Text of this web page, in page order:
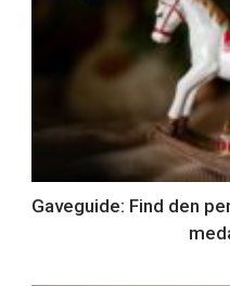
Gaveguide: Find den